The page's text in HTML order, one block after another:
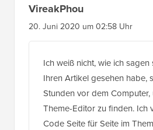
VireakPhou
20. Juni 2020 um 02:58 Uhr
Ich weiß nicht, wie ich
Ihren Artikel gesehen habe,
Stunden vor dem Computer,
Theme-Editor zu finden. Ich
Code Seite für Seite im